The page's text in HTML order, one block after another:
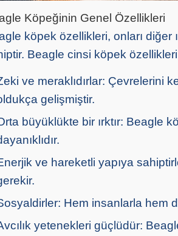
Köpeğinin Genel Özellikleri
köpek özellikleri, onları diğer
Beagle cinsi köpek
ve meraklıdırlar: Çevrelerini
gelişmiştir.
büyüklükte bir ırktır: Beagle
ve hareketli yapıya
Hem insanlarla hem
yetenekleri güçlüdür: